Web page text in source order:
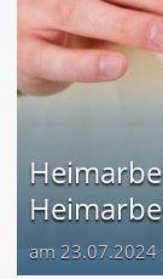
am 23.07.2024